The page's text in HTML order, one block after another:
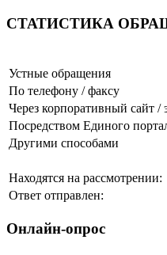
СТАТИСТИКА
Устные обращения
По телефону / факсу
Через корпоративный сайт /
Посредством Единого
Другими способами
Находятся на рассмотрении:
Ответ отправлен:
Онлайн-опрос